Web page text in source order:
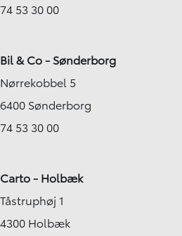
74 53 30 00
Bil & Co - Sønderborg
Nørrekobbel 5
6400 Sønderborg
74 53 30 00
Carto - Holbæk
Tåstruphøj 1
4300 Holbæk